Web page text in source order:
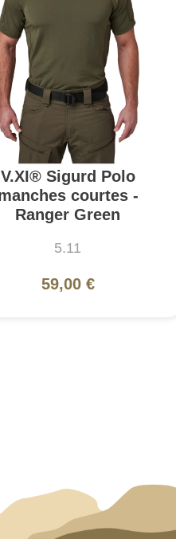
V.XI® Sigurd Polo
courtes -
Ranger Green
5.11
59,00 €